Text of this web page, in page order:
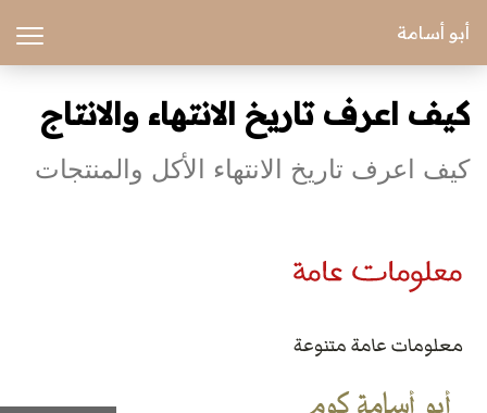
أبو أسامة
كيف اعرف تاريخ الانتهاء والانتاج
كيف اعرف تاريخ الانتهاء الأكل والمنتجات